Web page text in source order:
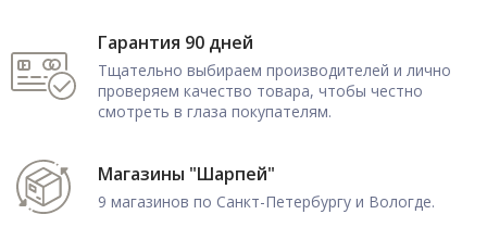
Гарантия 90 дней
Тщательно выбираем производителей и лично
проверяем качество товара, чтобы честно
смотреть в глаза покупателям.
Магазины "Шарпей"
9 магазинов по Санкт-Петербургу и Вологде.